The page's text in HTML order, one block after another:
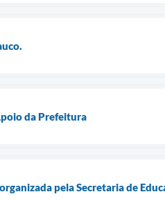
da Prefeitura
pela Secretaria de